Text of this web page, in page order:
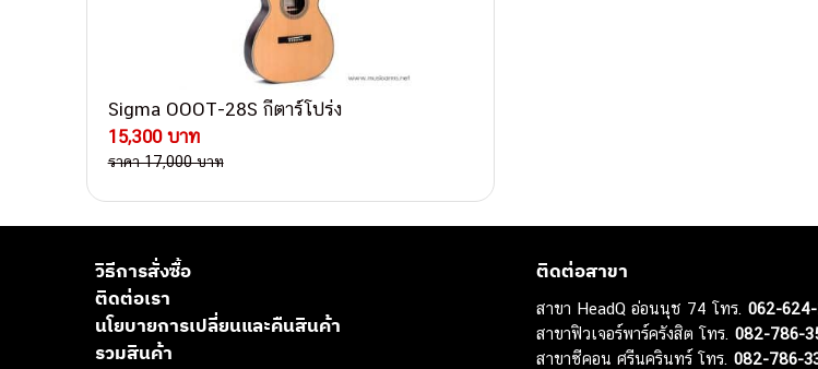
Sigma OOOT-28S กีตาร์โปร่ง
15,300 บาท
ราคา 17,000 บาท
วิธีการสั่งซื้อ
ติดต่อเรา
นโยบายการเปลี่ยนและคืนสินค้า
รวมสินค้า
ติดต่อสาขา
สาขา HeadQ อ่อนนุช 74 โทร.062-
สาขาฟิวเจอร์พาร์ครังสิต โทร.082-786-
สาขาซีคอน ศรีนครินทร์ โทร.082-786-